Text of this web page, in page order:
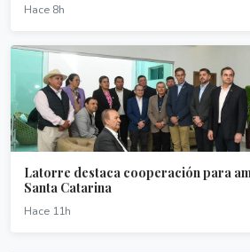
Hace 8h
Latorre destaca cooperación para
Santa Catarina
Hace 11h